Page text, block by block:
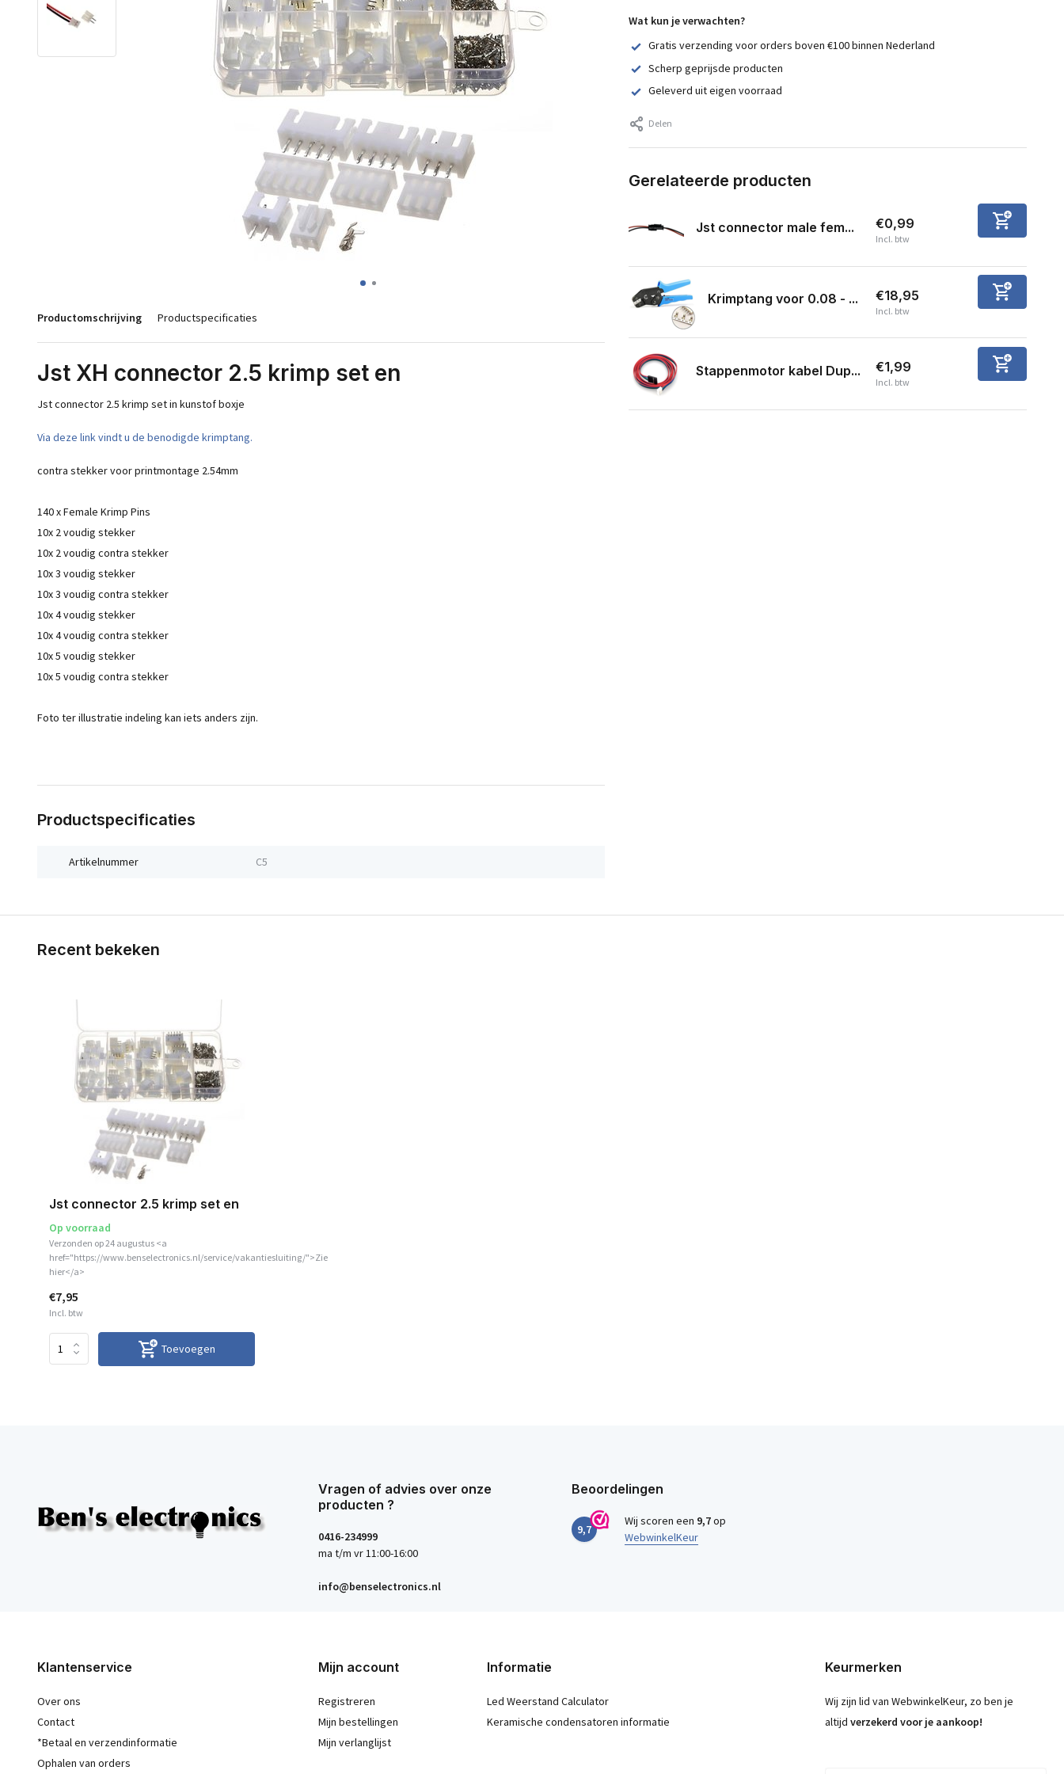
Productomschrijving Productspecificaties
Jst XH connector 2.5 krimp set en
Jst connector 2.5 krimp set in kunstof boxje
Via deze link vindt u de benodigde krimptang.
contra stekker voor printmontage 2.54mm
140 x Female Krimp Pins
10x 2 voudig stekker
10x 2 voudig contra stekker
10x 3 voudig stekker
10x 3 voudig contra stekker
10x 4 voudig stekker
10x 4 voudig contra stekker
10x 5 voudig stekker
10x 5 voudig contra stekker
Foto ter illustratie indeling kan iets anders zijn.
Productspecificaties
Artikelnummer C5
Wat kun je verwachten?
Gratis verzending voor orders boven €100 binnen Nederland
Scherp geprijsde producten
Geleverd uit eigen voorraad
Delen
Gerelateerde producten
Jst connector male fem... €0,99
Incl. btw
Krimptang voor 0.08 - ... €18,95
Incl. btw
Stappenmotor kabel Dup... €1,99
Incl. btw
Recent bekeken
Jst connector 2.5 krimp set en
Op voorraad
Verzonden op 24 augustus <a
href="https://www.benselectronics.nl/service/vakantiesluiting/">Zie
hier</a>
€7,95
Incl. btw
Toevoegen
Vragen of advies over onze
producten ?
0416-234999
ma t/m vr 11:00-16:00
info@benselectronics.nl
Beoordelingen
9,7
Wij scoren een 9,7op
WebwinkelKeur
Klantenservice
Over ons
Contact
*Betaal en verzendinformatie
Ophalen van orders
Mijn account
Registreren
Mijn bestellingen
Mijn verlanglijst
Informatie
Led Weerstand Calculator
Keramische condensatoren informatie
Keurmerken
Wij zijn lid van WebwinkelKeur, zo ben je
altijd verzekerd voor je aankoop!